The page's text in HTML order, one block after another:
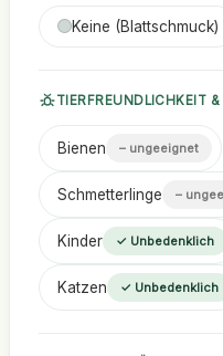
Keine (Blattschmuck)
TIERFREUNDLICHKEIT
Bienen – ungeeignet
Schmetterlinge –
Kinder ✓ Unbedenklich
Katzen ✓ Unbedenklich